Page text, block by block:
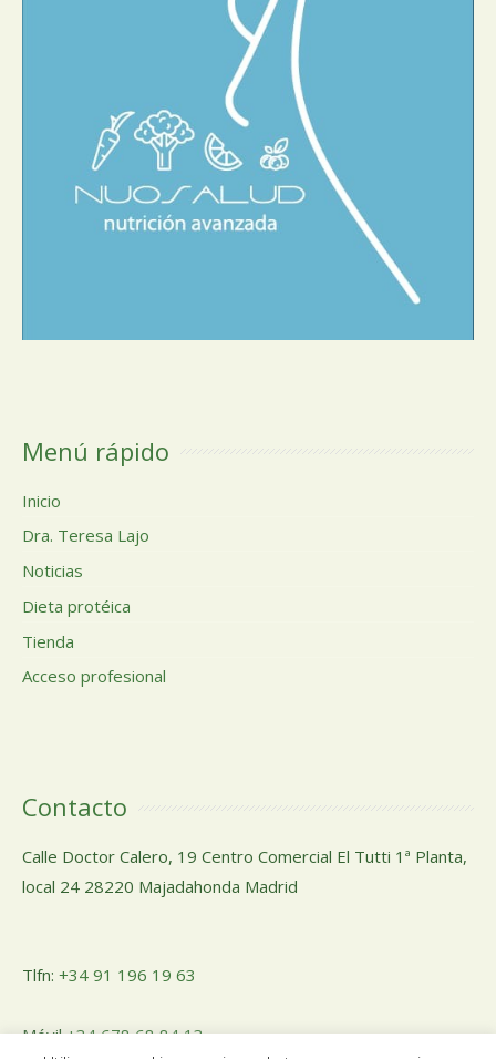
Menú rápido
Inicio
Dra. Teresa Lajo
Noticias
Dieta protéica
Tienda
Acceso profesional
Contacto
Calle Doctor Calero, 19 Centro Comercial El Tutti 1ª Planta,
local 24 28220 Majadahonda Madrid
Tlfn: +34 91 196 19 63
Móvil+34 678 68 84 13